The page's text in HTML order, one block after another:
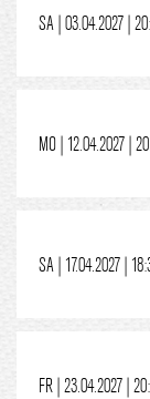
SA | 03.04.2027 |
MO | 12.04.2027 |
SA | 17.04.2027 |
FR | 23.04.2027 |